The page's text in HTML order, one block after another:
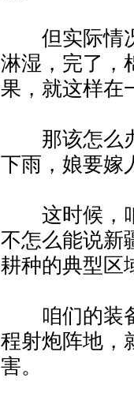
但实际情况
淋湿，完了，
果，就这样在
那该怎么办
下雨，娘要嫁
这时候，咱
不怎么能说新
耕种的典型区
咱们的装备
程射炮阵地，
害。